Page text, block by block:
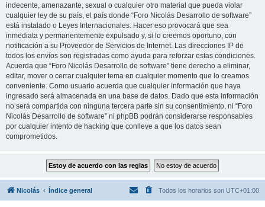
indecente, amenazante, sexual o cualquier otro material que pueda violar
cualquier ley de su país, el país donde “Foro Nicolás Desarrollo de software”
está instalado o Leyes Internacionales. Hacer eso provocará que sea
inmediata y permanentemente expulsado y, si lo creemos oportuno, con
notificación a su Proveedor de Servicios de Internet. Las direcciones IP de
todos los envíos son registradas como ayuda para reforzar estas condiciones.
Acuerda que “Foro Nicolás Desarrollo de software” tiene derecho a eliminar,
editar, mover o cerrar cualquier tema en cualquier momento que lo creamos
conveniente. Como usuario acuerda que cualquier información que haya
ingresado será almacenada en una base de datos. Dado que esta información
no será compartida con ninguna tercera parte sin su consentimiento, ni “Foro
Nicolás Desarrollo de software” ni phpBB podrán considerarse responsables
por cualquier intento de hacking que conlleve a que los datos sean
comprometidos.
Nicolás Índice general Todos los horarios son UTC+01:00